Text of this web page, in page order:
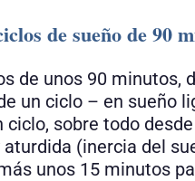
de sueño de 90
de unos 90 minutos,
un ciclo – en sueño
ciclo, sobre todo
(inercia del
unos 15 minutos